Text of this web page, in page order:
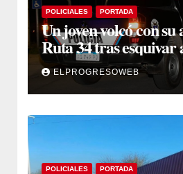
POLICIALES PORTADA
Un joven volcó con su
Ruta 34 tras esquivar
que se cruzó de carril
ELPROGRESOWEB
POLICIALES PORTADA